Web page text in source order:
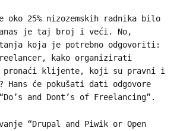
oko 25% nizozemskih radnika bilo
je taj broj i veći. No,
koja je potrebno odgovoriti:
kako organizirati
pronaći klijente, koji su pravni i
će pokušati dati odgovore
and Dont’s of Freelancing”.
“Drupal and Piwik or Open